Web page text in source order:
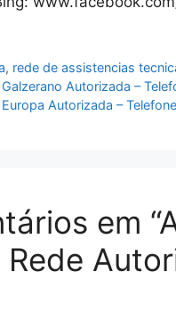
, rede de assistencias
Autorizada –
Autorizada –
em